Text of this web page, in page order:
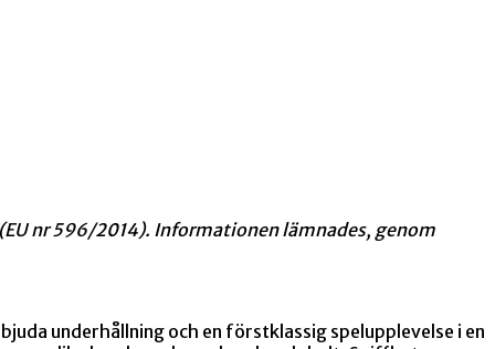
nr 596/2014). Informationen lämnades, genom
underhållning och en förstklassig spelupplevelse i en